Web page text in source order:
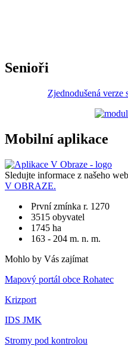
Senioři
Zjednodušená verze
Mobilní aplikace
Sledujte informace z našeho
V OBRAZE.
První zmínka r. 1270
3515 obyvatel
1745 ha
163 - 204 m. n. m.
Mohlo by Vás zajímat
Mapový portál obce Rohatec
Krizport
IDS JMK
Stromy pod kontrolou